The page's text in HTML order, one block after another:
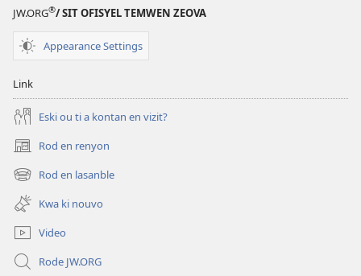
JW.ORG®/ SIT OFISYEL TEMWEN ZEOVA
Appearance Settings
Link
Eski ou ti a kontan en vizit?
Rod en renyon
(opens
new
window)
Rod en lasanble
(opens
new
window)
Kwa ki nouvo
Video
Rode JW.ORG